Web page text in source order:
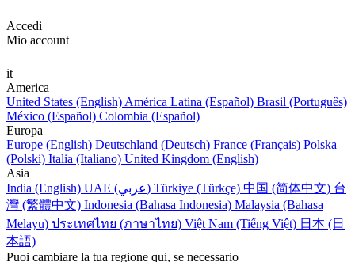
Accedi
Mio account
it
America
United States (English) América Latina (Español) Brasil (Português)
México (Español) Colombia (Español)
Europa
Europe (English) Deutschland (Deutsch) France (Français) Polska
(Polski) Italia (Italiano) United Kingdom (English)
Asia
India (English)
UAE (عربي) Türkiye (Türkçe) 中国 (简体中文) 台
灣 (繁體中文) Indonesia (Bahasa Indonesia) Malaysia (Bahasa
Melayu) ประเทศไทย (ภาษาไทย) Việt Nam (Tiếng Việt) 日本 (日
本語)
Puoi cambiare la tua regione qui, se necessario